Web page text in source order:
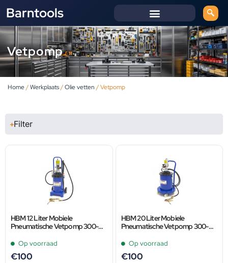
Barntools
Vetpomp
Home/Werkplaats/Olie vetten / Vetpomp
Filter
HBM 12 Liter Mobiele
Pneumatische Vetpomp 300-
Op voorraad
€100
HBM 20 Liter Mobiele
Pneumatische Vetpomp 300-
Op voorraad
€100